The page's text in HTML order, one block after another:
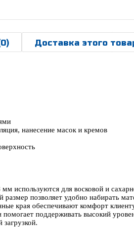
Доставка этого
нанесение масок и кремов
используются для восковой и
размер позволяет удобно набирать
края обеспечивают комфорт
помогает поддерживать высокий